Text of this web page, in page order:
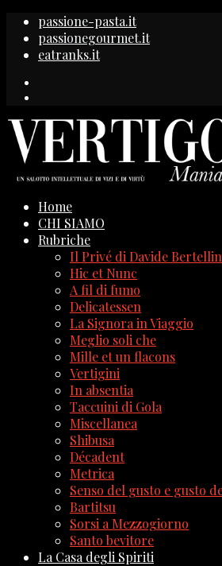
passione-pasta.it
passionegourmet.it
eatranks.it
Home
CHI SIAMO
Rubriche
Il Privé di Davide
Hic et Nunc
A fil di fumo
Delicatessen
La Signora in Viaggio
Meglio soli che
Mille et un flacons
Vertigini
In absentia
Taccuini di Gola
Miscellanea
Shibusa
Décadent
Metrica
Senso del gusto e gusto
Bartitsu
Sorsi a Mezzogiorno
Santo bevitore
La Casa degli Spiriti